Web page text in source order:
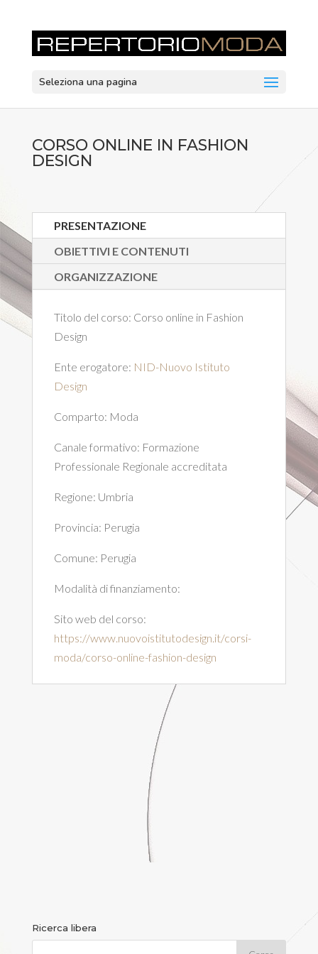
Seleziona una pagina
CORSO ONLINE IN FASHION
DESIGN
PRESENTAZIONE
OBIETTIVI E CONTENUTI
ORGANIZZAZIONE
Titolo del corso: Corso online in Fashion
Design
Ente erogatore: NID-Nuovo Istituto
Design
Comparto: Moda
Canale formativo: Formazione
Professionale Regionale accreditata
Regione: Umbria
Provincia: Perugia
Comune: Perugia
Modalità di finanziamento:
Sito web del corso:
https://www.nuovoistitutodesign.it/corsi-
moda/corso-online-fashion-design
Ricerca libera